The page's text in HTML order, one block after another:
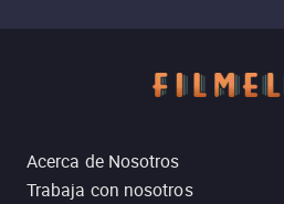
Acerca de Nosotros
Trabaja con nosotros